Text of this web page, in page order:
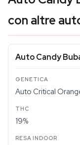
con altre
Auto Candy
Auto Critical
19%